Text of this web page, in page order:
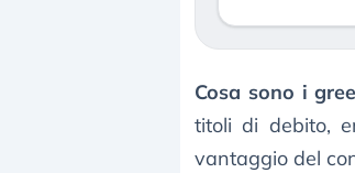
Cosa sono i
titoli di debito,
vantaggio del
3